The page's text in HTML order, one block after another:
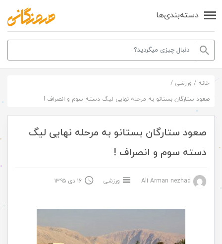
دسته‌بندی‌ها
خانه / ورزشی /
صعود ستارگان بستانو به مرحله نهایی لیگ دسته سوم و انصراف !
صعود ستارگان بستانو به مرحله نهایی لیگ
دسته سوم و انصراف !
ورزشی ۱۶ دی ۱۳۹۵